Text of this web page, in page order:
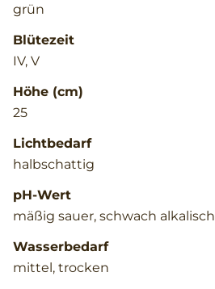
grün
Blütezeit
IV, V
Höhe (cm)
25
Lichtbedarf
halbschattig
pH-Wert
mäßig sauer, schwach alkalisch
Wasserbedarf
mittel, trocken